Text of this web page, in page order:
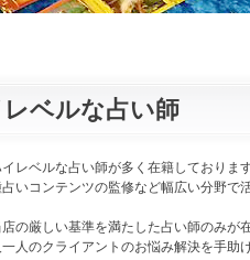
ベルな占い師
レベルな占い師が多く在籍しております
いコンテンツの監修など幅広い分野で
の厳しい基準を満たした占い師のみが
人のクライアントのお悩み解決を手助